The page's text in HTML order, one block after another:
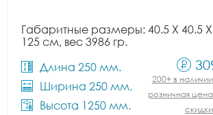
Габаритные размеры: 40.5 X 40.5 X
125 см, вес 3986 гр.
Длина 250 мм.
Ширина 250 мм.
Высота 1250 мм.
200+ в наличии
розничная цена
скидки